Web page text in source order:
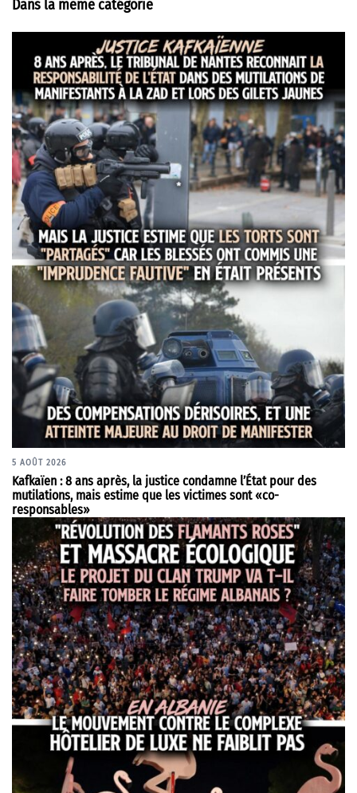
Dans la même catégorie
5 AOÛT 2026
Kafkaïen : 8 ans après, la justice condamne l’État pour des
mutilations, mais estime que les victimes sont «co-
responsables»